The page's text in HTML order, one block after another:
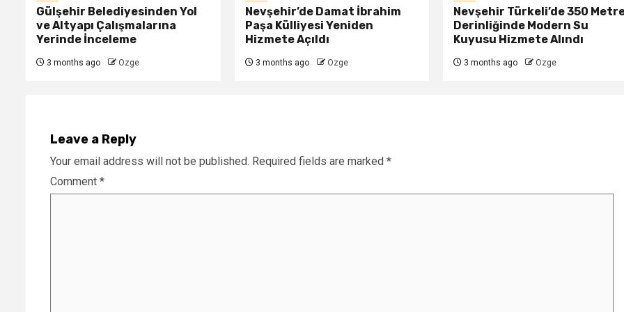
Gülşehir Belediyesinden Yol
ve Altyapı Çalışmalarına
Yerinde İnceleme
3 months ago Ozge
Nevşehir’de Damat İbrahim
Paşa Külliyesi Yeniden
Hizmete Açıldı
3 months ago Ozge
Nevşehir Türkeli’de 350
Derinliğinde Modern Su
Kuyusu Hizmete Alındı
3 months ago Ozge
Leave a Reply
Your email address will not be published. Required fields are marked *
Comment *